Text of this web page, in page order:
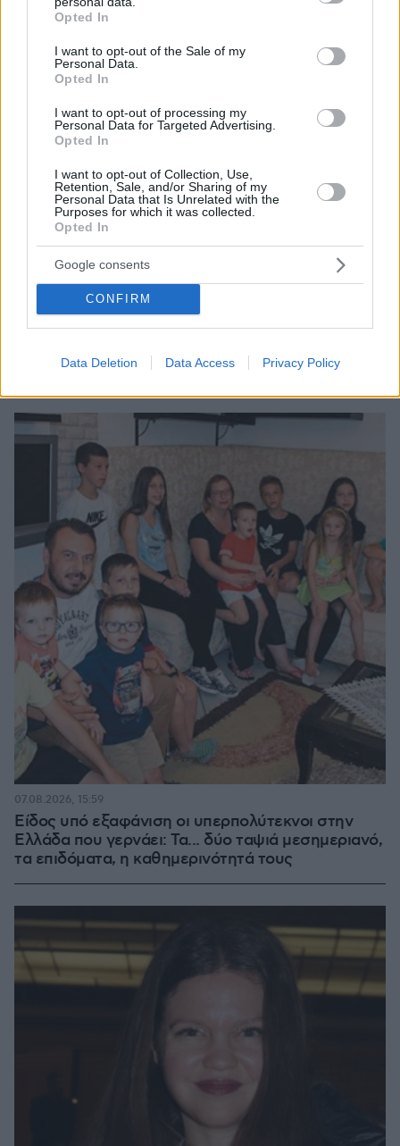
grant or deny consent to Google and its third-party tags to
use your data for below specified purposes in below Google
consent section.
Opted In
I want to opt-out of the Sale of my
Personal Data.
Opted In
I want to opt-out of processing my
Personal Data for Targeted Advertising.
Opted In
I want to opt-out of Collection, Use,
Retention, Sale, and/or Sharing of my
Personal Data that Is Unrelated with the
Purposes for which it was collected.
Opted In
Google consents
CONFIRM
Data Deletion Data Access Privacy Policy
«Πόσα θέλεις για το κορίτσι;»: Τουρίστας στην
καταγγέλλει ο ιδιοκτήτης επιχείρησης
07.08.2026, 18:22
Είδος υπό εξαφάνιση οι υπερπολύτεκνοι στην
Ελλάδα που γερνάει: Τα... δύο ταψιά μεσημεριανό,
τα επιδόματα, η καθημερινότητά τους
07.08.2026, 15:59